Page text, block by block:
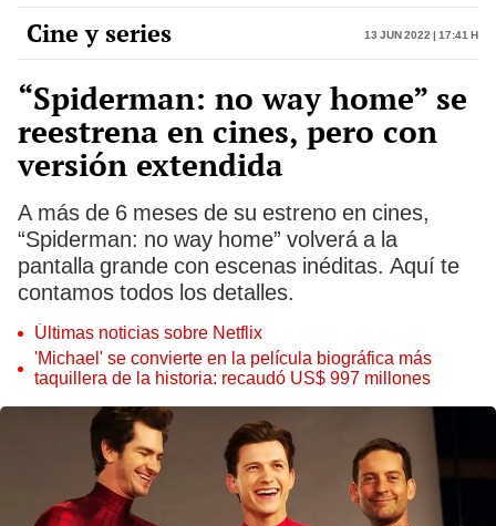
Cine y series 13 Jun 2022 | 17:41 h
“Spiderman: no way home” se
reestrena en cines, pero con
versión extendida
A más de 6 meses de su estreno en cines,
“Spiderman: no way home” volverá a la
pantalla grande con escenas inéditas. Aquí te
contamos todos los detalles.
Últimas noticias sobre Netflix
'Michael' se convierte en la película biográfica más
taquillera de la historia: recaudó US$ 997 millones